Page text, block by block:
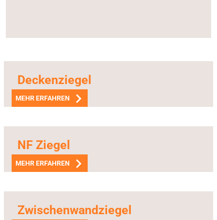
Deckenziegel
MEHR ERFAHREN
NF Ziegel
MEHR ERFAHREN
Zwischenwandziegel